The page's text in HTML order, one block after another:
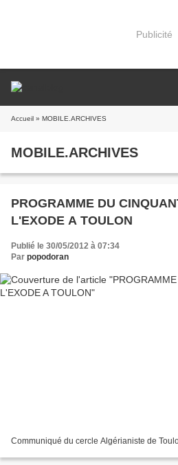
Publicité
Accueil » MOBILE.ARCHIVES
MOBILE.ARCHIVES
PROGRAMME DU
L'EXODE A TOULON
Publié le 30/05/2012 à 07:34
Par popodoran
Communiqué du cercle Algérianiste de